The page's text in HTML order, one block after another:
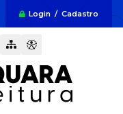
Login / Cadastro